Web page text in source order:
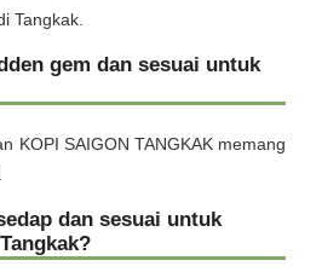
Tangkak.
gem dan sesuai untuk
KOPI SAIGON TANGKAK memang
dan sesuai untuk